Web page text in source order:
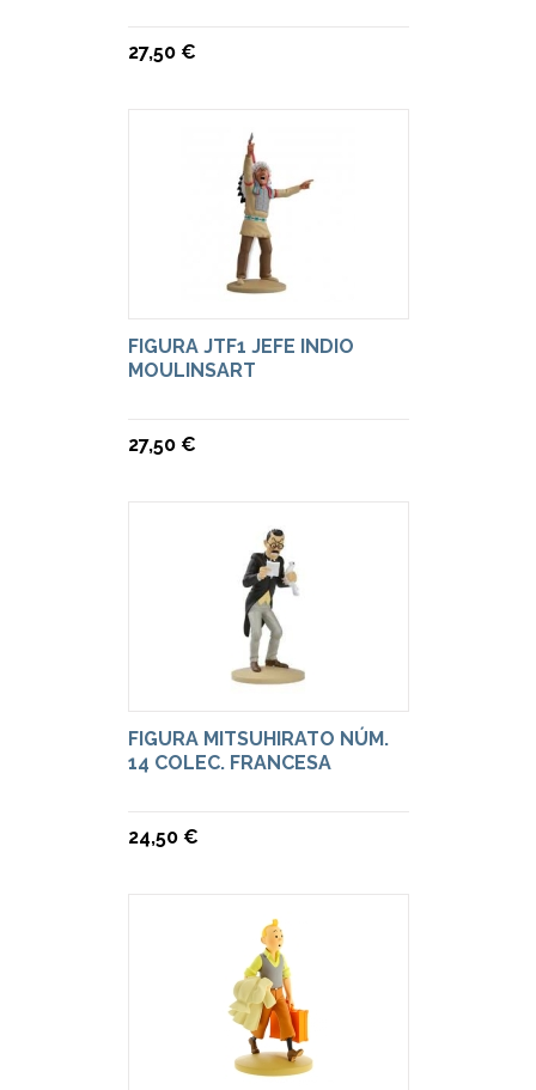
27,50 €
FIGURA JTF1 JEFE INDIO
MOULINSART
27,50 €
FIGURA MITSUHIRATO NÚM.
14 COLEC. FRANCESA
24,50 €